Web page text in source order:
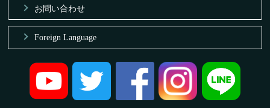
お問い合わせ
Foreign Language